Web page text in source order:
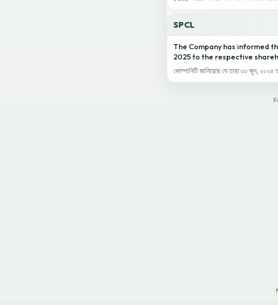
SPCL
The Company has informed
2025 to the respective
কোম্পানিটি জানিয়েছে যে তারা ৩০ জুন, ২০২৫